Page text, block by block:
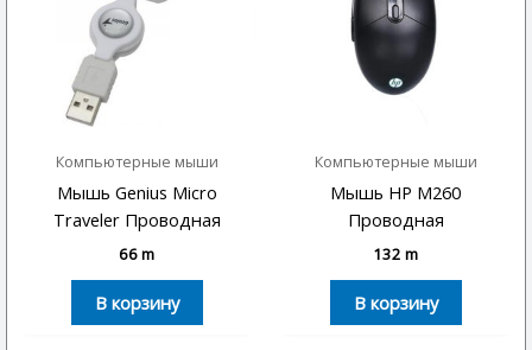
Компьютерные мыши
Мышь Genius Micro
Traveler Проводная
66m
В корзину
Компьютерные мыши
Мышь HP M260
Проводная
132 m
В корзину